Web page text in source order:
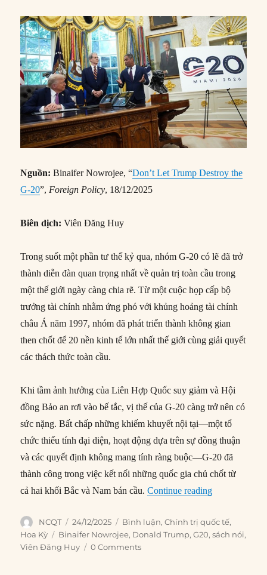
Nguồn:Binaifer Nowrojee, “Don’t Let Trump Destroy the
G-20”, Foreign Policy, 18/12/2025
Biên dịch:Viên Đăng Huy
Trong suốt một phần tư thế kỷ qua, nhóm G-20 có lẽ đã trở
thành diễn đàn quan trọng nhất về quản trị toàn cầu trong
một thế giới ngày càng chia rẽ. Từ một cuộc họp cấp bộ
trưởng tài chính nhằm ứng phó với khủng hoảng tài chính
châu Á năm 1997, nhóm đã phát triển thành không gian
then chốt để 20 nền kinh tế lớn nhất thế giới cùng giải quyết
các thách thức toàn cầu.
Khi tầm ảnh hưởng của Liên Hợp Quốc suy giảm và Hội
đồng Bảo an rơi vào bế tắc, vị thế của G-20 càng trở nên có
sức nặng. Bất chấp những khiếm khuyết nội tại—một tổ
chức thiếu tính đại diện, hoạt động dựa trên sự đồng thuận
và các quyết định không mang tính ràng buộc—G-20 đã
thành công trong việc kết nối những quốc gia chủ chốt từ
cả hai khối Bắc và Nam bán cầu.Continue reading“Đừng để
Author
NCQT
Posted
on
24/12/2025 Categories
Bình luận,Chính trị quốc tế,
Hoa Kỳ
Tags
Binaifer Nowrojee, Donald Trump,G20,sách nói,
Viên Đăng Huy
0 Comments